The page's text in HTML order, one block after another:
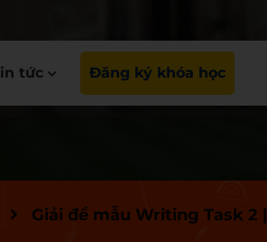
tức Đăng ký khóa học
Giải đề mẫu Writing Task 2